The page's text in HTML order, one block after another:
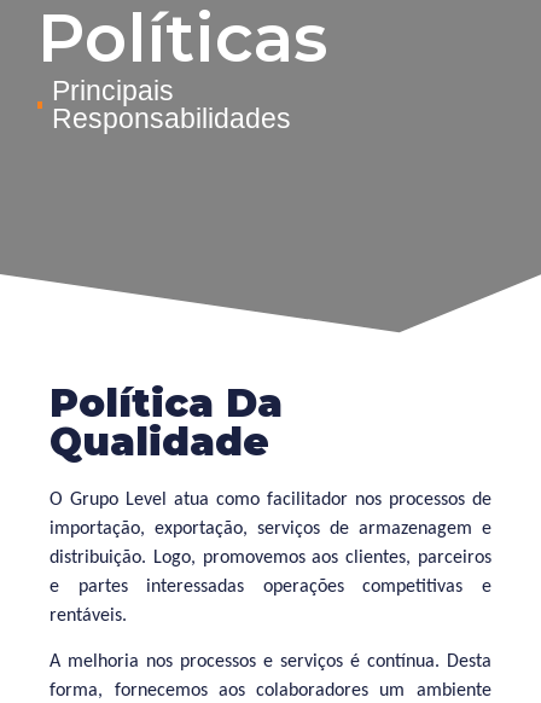
Políticas
Principais
Responsabilidades
Política Da
Qualidade
O Grupo Level atua como facilitador nos processos de
importação, exportação, serviços de armazenagem e
distribuição. Logo, promovemos aos clientes, parceiros
e partes interessadas operações competitivas e
rentáveis.
A melhoria nos processos e serviços é contínua. Desta
forma, fornecemos aos colaboradores um ambiente